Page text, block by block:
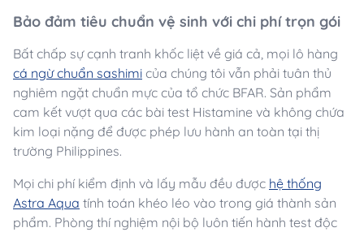
Bảo đảm tiêu chuẩn vệ sinh với chi phí trọn gói
Bất chấp sự cạnh tranh khốc liệt về giá cả, mọi lô hàng
cá ngừ chuẩn sashimi của chúng tôi vẫn phải tuân thủ
nghiêm ngặt chuẩn mực của tổ chức BFAR. Sản phẩm
cam kết vượt qua các bài test Histamine và không chứa
kim loại nặng để được phép lưu hành an toàn tại thị
trường Philippines.
Mọi chi phí kiểm định và lấy mẫu đều được hệ thống
Astra Aqua tính toán khéo léo vào trong giá thành sản
phẩm. Phòng thí nghiệm nội bộ luôn tiến hành test độc